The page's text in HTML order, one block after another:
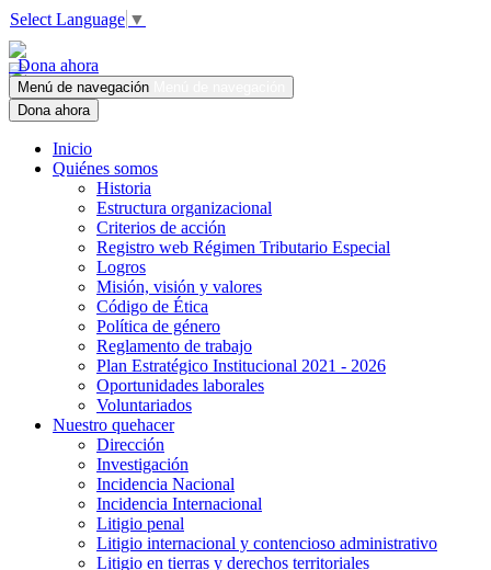
Select Language ▼
Dona ahora
Menú de navegación
Dona ahora
Inicio
Quiénes somos
Historia
Estructura organizacional
Criterios de acción
Registro web Régimen Tributario Especial
Logros
Misión, visión y valores
Código de Ética
Política de género
Reglamento de trabajo
Plan Estratégico Institucional 2021 - 2026
Oportunidades laborales
Voluntariados
Nuestro quehacer
Dirección
Investigación
Incidencia Nacional
Incidencia Internacional
Litigio penal
Litigio internacional y contencioso administrativo
Litigio en tierras y derechos territoriales